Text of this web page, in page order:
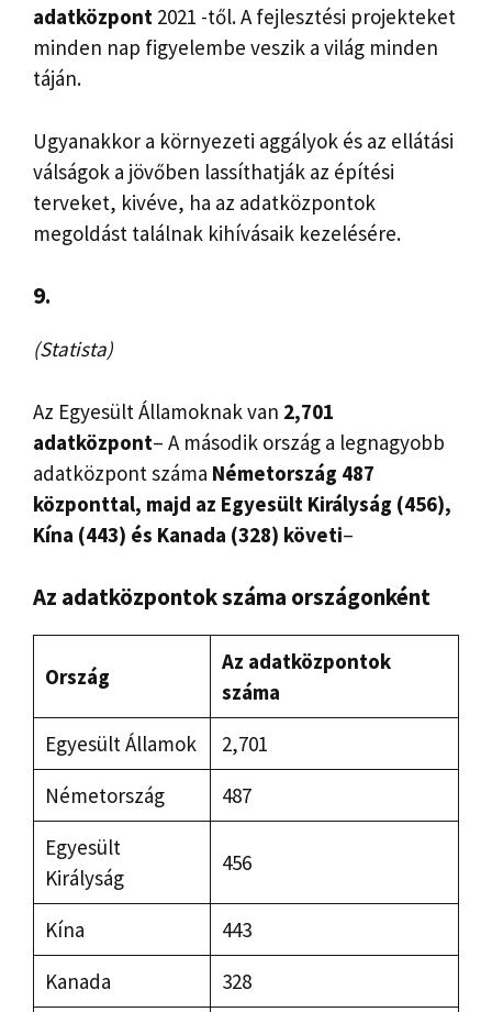
adatközpont 2021 -től. A fejlesztési projekteket
minden nap figyelembe veszik a világ minden
táján.
Ugyanakkor a környezeti aggályok és az ellátási
válságok a jövőben lassíthatják az építési
terveket, kivéve, ha az adatközpontok
megoldást találnak kihívásaik kezelésére.
9.
(Statista)
Az Egyesült Államoknak van 2,701
adatközpont– A második ország a legnagyobb
adatközpont száma Németország 487
központtal, majd az Egyesült Királyság (456),
Kína (443) és Kanada (328) követi–
Az adatközpontok száma országonként
Ország
Az adatközpontok
száma
Egyesült Államok
2,701
Németország
487
Egyesült
Királyság
456
Kína
443
Kanada
328